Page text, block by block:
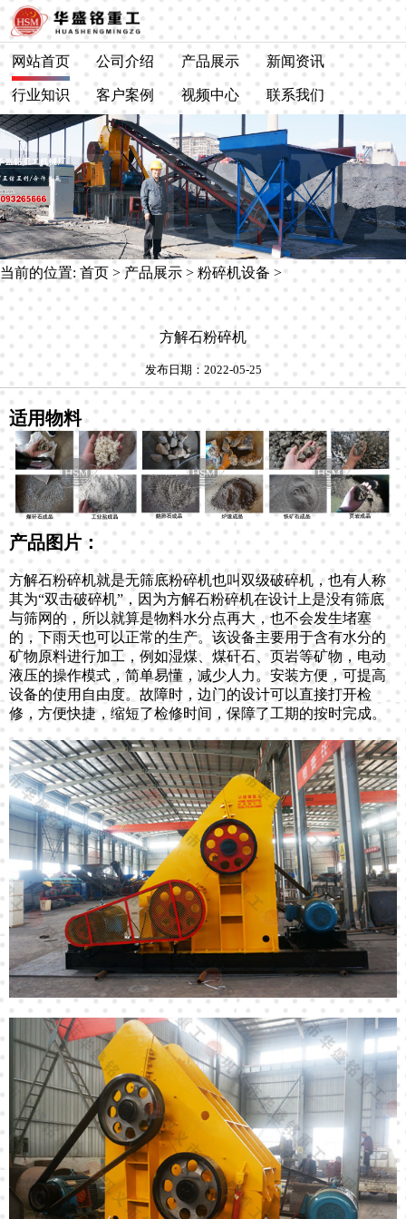
网站首页 公司介绍 产品展示 新闻资讯
行业知识 客户案例 视频中心 联系我们
当前的位置: 首页 >产品展示 > 粉碎机设备 >
方解石粉碎机
发布日期：2022-05-25
适用物料
产品图片：
方解石粉碎机就是无筛底粉碎机也叫双级破碎机，也有人称
其为“双击破碎机”，因为方解石粉碎机在设计上是没有筛底
与筛网的，所以就算是物料水分点再大，也不会发生堵塞
的，下雨天也可以正常的生产。该设备主要用于含有水分的
矿物原料进行加工，例如湿煤、煤矸石、页岩等矿物，电动
液压的操作模式，简单易懂，减少人力。安装方便，可提高
设备的使用自由度。故障时，边门的设计可以直接打开检
修，方便快捷，缩短了检修时间，保障了工期的按时完成。